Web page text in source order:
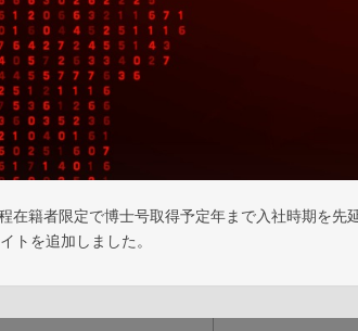
在籍者限定で博士号取得予定年まで入社時期を先
トを追加しました。